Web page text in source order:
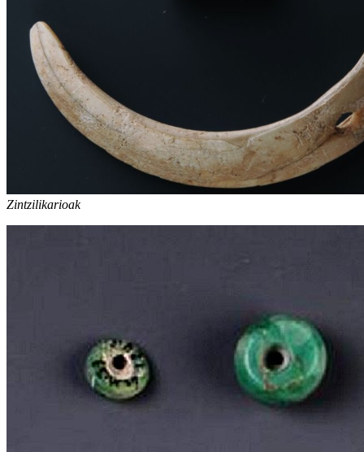
Zintzilikarioak